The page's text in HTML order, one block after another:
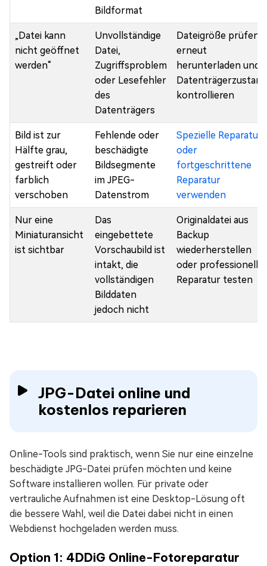
Bildformat
„Datei kann
nicht geöffnet
werden“
Unvollständige
Datei,
Zugriffsproblem
oder Lesefehler
des
Datenträgers
Dateigröße prüfen,
erneut
herunterladen und
Datenträgerzustand
kontrollieren
Bild ist zur
Hälfte grau,
gestreift oder
farblich
verschoben
Fehlende oder
beschädigte
Bildsegmente
im JPEG-
Datenstrom
Spezielle Reparatur
oder
fortgeschrittene
Reparatur
verwenden
Nur eine
Miniaturansicht
ist sichtbar
Das
eingebettete
Vorschaubild ist
intakt, die
vollständigen
Bilddaten
jedoch nicht
Originaldatei aus
Backup
wiederherstellen
oder professionelle
Reparatur testen
JPG-Datei online und
kostenlos reparieren
Online-Tools sind praktisch, wenn Sie nur eine einzelne
beschädigte JPG-Datei prüfen möchten und keine
Software installieren wollen. Für private oder
vertrauliche Aufnahmen ist eine Desktop-Lösung oft
die bessere Wahl, weil die Datei dabei nicht in einen
Webdienst hochgeladen werden muss.
Option 1: 4DDiG Online-Fotoreparatur